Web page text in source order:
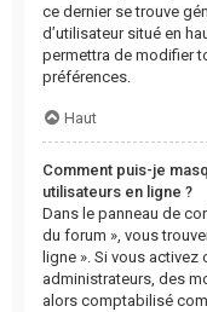
ce dernier se trouve
d’utilisateur situé en
permettra de modifier
préférences.
Haut
Comment puis-je
utilisateurs en ligne ?
Dans le panneau de
du forum », vous
ligne ». Si vous
administrateurs, des
alors comptabilisé